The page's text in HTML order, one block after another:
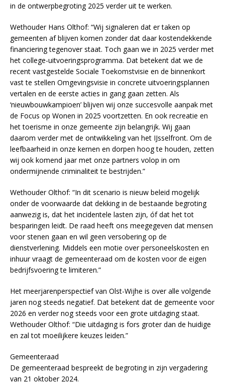
in de ontwerpbegroting 2025 verder uit te werken.
Wethouder Hans Olthof: “Wij signaleren dat er taken op
gemeenten af blijven komen zonder dat daar kostendekkende
financiering tegenover staat. Toch gaan we in 2025 verder met
het college-uitvoeringsprogramma. Dat betekent dat we de
recent vastgestelde Sociale Toekomstvisie en de binnenkort
vast te stellen Omgevingsvisie in concrete uitvoeringsplannen
vertalen en de eerste acties in gang gaan zetten. Als
‘nieuwbouwkampioen’ blijven wij onze succesvolle aanpak met
de Focus op Wonen in 2025 voortzetten. En ook recreatie en
het toerisme in onze gemeente zijn belangrijk. Wij gaan
daarom verder met de ontwikkeling van het IJsselfront. Om de
leefbaarheid in onze kernen en dorpen hoog te houden, zetten
wij ook komend jaar met onze partners volop in om
ondermijnende criminaliteit te bestrijden.”
Wethouder Olthof: “In dit scenario is nieuw beleid mogelijk
onder de voorwaarde dat dekking in de bestaande begroting
aanwezig is, dat het incidentele lasten zijn, óf dat het tot
besparingen leidt. De raad heeft ons meegegeven dat mensen
voor stenen gaan en wil geen versobering op de
dienstverlening. Middels een motie over personeelskosten en
inhuur vraagt de gemeenteraad om de kosten voor de eigen
bedrijfsvoering te limiteren.”
Het meerjarenperspectief van Olst-Wijhe is over alle volgende
jaren nog steeds negatief. Dat betekent dat de gemeente voor
2026 en verder nog steeds voor een grote uitdaging staat.
Wethouder Olthof: “Die uitdaging is fors groter dan de huidige
en zal tot moeilijkere keuzes leiden.”
Gemeenteraad
De gemeenteraad bespreekt de begroting in zijn vergadering
van 21 oktober 2024.